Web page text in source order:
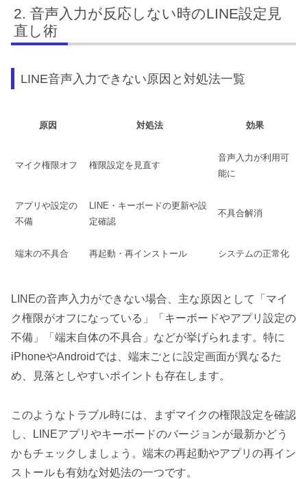
音声入力が反応しない時のLINE設定見
直し術
LINE音声入力できない原因と対処法一覧
原因 対処法 効果
マイク権限オフ 権限設定を見直す
音声入力が利用可
能に
アプリや設定の
不備
LINE・キーボードの更新や設
定確認
不具合解消
端末の不具合 再起動・再インストール システムの正常化
LINEの音声入力ができない場合、主な原因として「マイ
ク権限がオフになっている」「キーボードやアプリ設定の
不備」「端末自体の不具合」などが挙げられます。特に
iPhoneやAndroidでは、端末ごとに設定画面が異なるた
め、見落としやすいポイントも存在します。
このようなトラブル時には、まずマイクの権限設定を確認
し、LINEアプリやキーボードのバージョンが最新かどう
かもチェックしましょう。端末の再起動やアプリの再イン
ストールも有効な対処法の一つです。